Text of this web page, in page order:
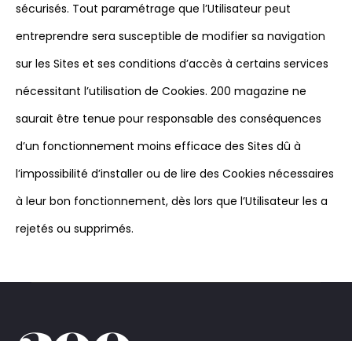
sécurisés. Tout paramétrage que l’Utilisateur peut
entreprendre sera susceptible de modifier sa navigation
sur les Sites et ses conditions d’accès à certains services
nécessitant l’utilisation de Cookies. 200 magazine ne
saurait être tenue pour responsable des conséquences
d’un fonctionnement moins efficace des Sites dû à
l’impossibilité d’installer ou de lire des Cookies nécessaires
à leur bon fonctionnement, dès lors que l’Utilisateur les a
rejetés ou supprimés.